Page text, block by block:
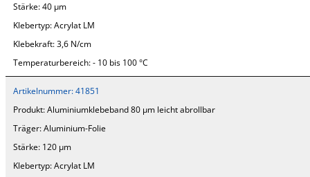
Stärke:40 µm
Klebertyp:Acrylat LM
Klebekraft:3,6 N/cm
Temperaturbereich:- 10 bis 100 °C
Artikelnummer:41851
Produkt:Aluminiumklebeband 80 µm leicht abrollbar
Träger:Aluminium-Folie
Stärke: 120 µm
Klebertyp:Acrylat LM